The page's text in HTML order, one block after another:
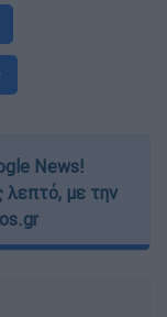
News!
λεπτό, με την